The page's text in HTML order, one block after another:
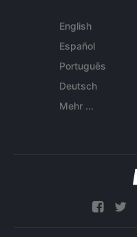
English
Español
Português
Deutsch
Mehr ...